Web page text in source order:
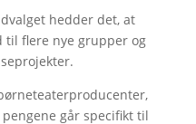
hedder det, at
til flere nye grupper og
går specifikt til